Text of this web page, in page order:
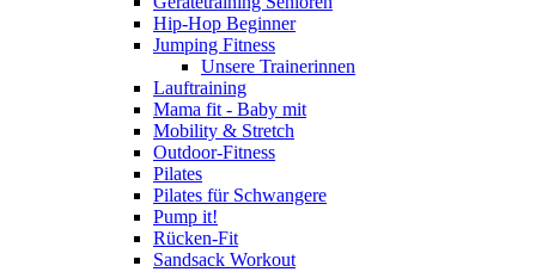
Hip-Hop Beginner
Jumping Fitness
Unsere Trainerinnen
Lauftraining
Mama fit - Baby mit
Mobility & Stretch
Outdoor-Fitness
Pilates
Pilates für Schwangere
Pump it!
Rücken-Fit
Sandsack Workout